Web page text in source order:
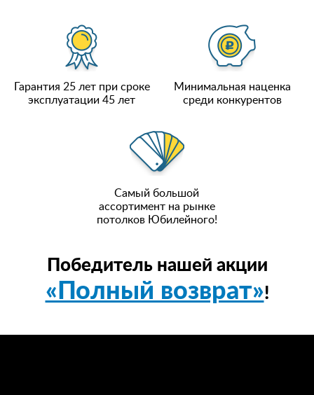
Гарантия 25 лет при сроке
эксплуатации 45 лет
Минимальная наценка
среди конкурентов
Самый большой
ассортимент на рынке
потолков Юбилейного!
Победитель нашей акции
«Полный возврат»!